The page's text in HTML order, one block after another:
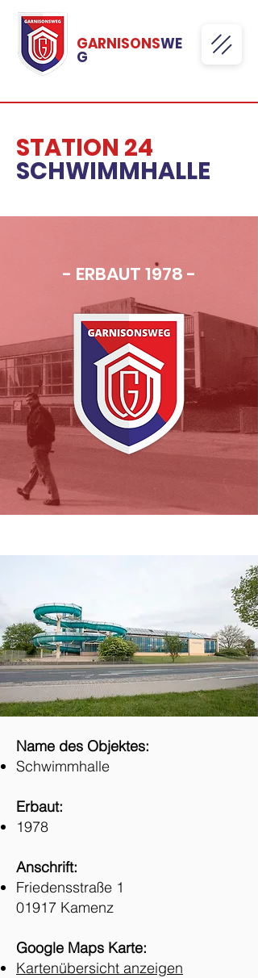
GARNISONSWE
G
STATION 24
SCHWIMMHALLE
- ERBAUT 1978 -
Name des Objektes:
Schwimmhalle
Erbaut:
1978
Anschrift:
Friedensstraße 1
01917 Kamenz
Google Maps Karte:
Kartenübersicht anzeigen